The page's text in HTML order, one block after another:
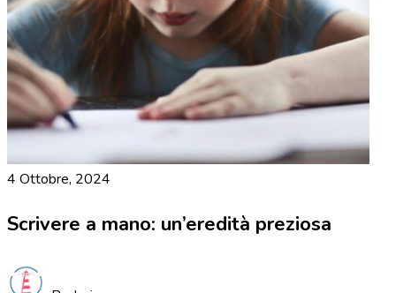
4 Ottobre, 2024
Scrivere a mano: un’eredità preziosa